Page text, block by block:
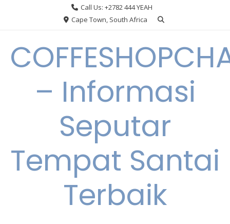
Call Us: +2782 444 YEAH
Cape Town, South Africa
– Informasi
Seputar
Tempat Santai
Terbaik